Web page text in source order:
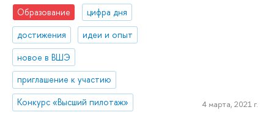
Образование
цифра дня
достижения
идеи и опыт
новое в ВШЭ
приглашение к участию
Конкурс «Высший пилотаж»
4 марта, 2021 г.